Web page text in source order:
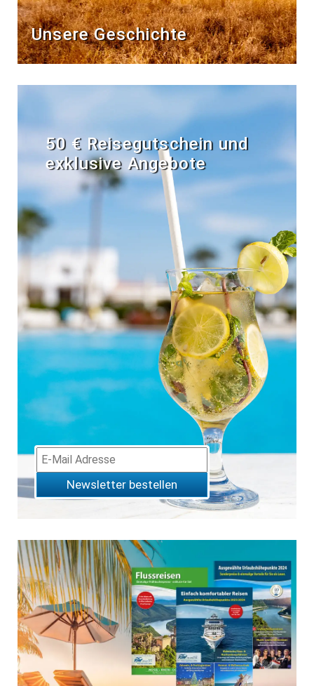
Unsere Geschichte
50 € Reisegutschein und
exklusive Angebote
Newsletter bestellen